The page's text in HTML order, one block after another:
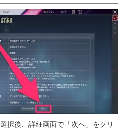
択後、詳細画面で「次へ」をクリ